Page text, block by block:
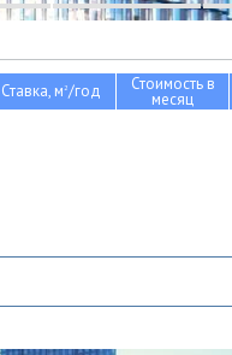
Ставка, м2/год Стоимость в
месяц